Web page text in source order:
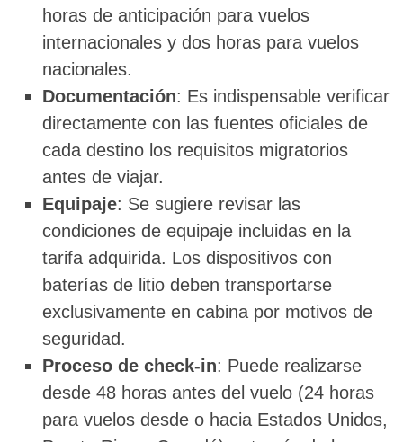
horas de anticipación para vuelos
internacionales y dos horas para vuelos
nacionales.
Documentación: Es indispensable verificar
directamente con las fuentes oficiales de
cada destino los requisitos migratorios
antes de viajar.
Equipaje: Se sugiere revisar las
condiciones de equipaje incluidas en la
tarifa adquirida. Los dispositivos con
baterías de litio deben transportarse
exclusivamente en cabina por motivos de
seguridad.
Proceso de check-in: Puede realizarse
desde 48 horas antes del vuelo (24 horas
para vuelos desde o hacia Estados Unidos,